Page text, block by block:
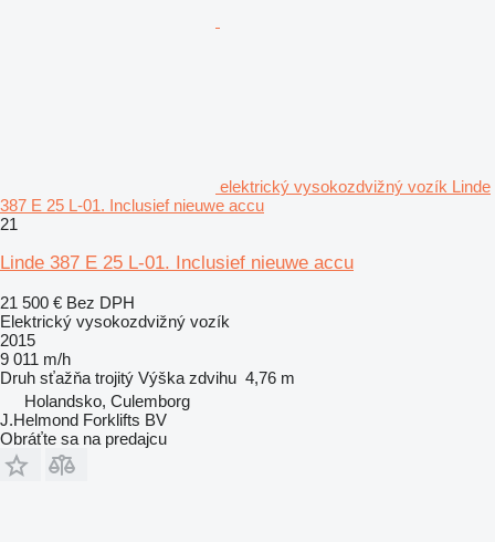
elektrický vysokozdvižný vozík Linde
387 E 25 L-01. Inclusief nieuwe accu
21
Linde 387 E 25 L-01. Inclusief nieuwe accu
21 500 € Bez DPH
Elektrický vysokozdvižný vozík
2015
9 011 m/h
Druh sťažňa trojitý Výška zdvihu 4,76 m
Holandsko, Culemborg
J.Helmond Forklifts BV
Obráťte sa na predajcu